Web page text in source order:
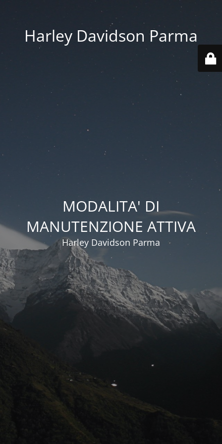
Harley Davidson Parma
MODALITA' DI
MANUTENZIONE ATTIVA
Harley Davidson Parma